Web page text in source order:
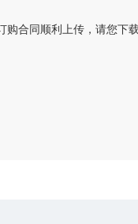
购合同顺利上传，请您下